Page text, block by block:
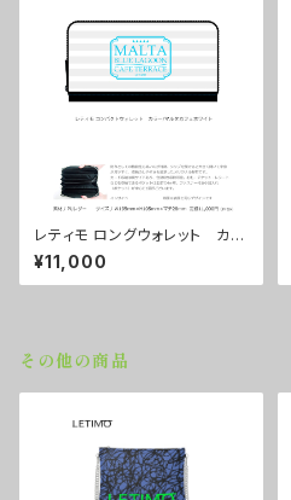
レティモ ロングウォレット カラ
ー/マルタカフェホワイト ■配
送まで３週間
¥11,000
その他の商品